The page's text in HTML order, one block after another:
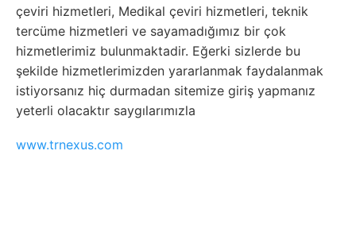
çeviri hizmetleri, Medikal çeviri hizmetleri, teknik
tercüme hizmetleri ve sayamadığımız bir çok
hizmetlerimiz bulunmaktadir. Eğerki sizlerde bu
şekilde hizmetlerimizden yararlanmak faydalanmak
istiyorsanız hiç durmadan sitemize giriş yapmanız
yeterli olacaktır saygılarımızla
www.trnexus.com